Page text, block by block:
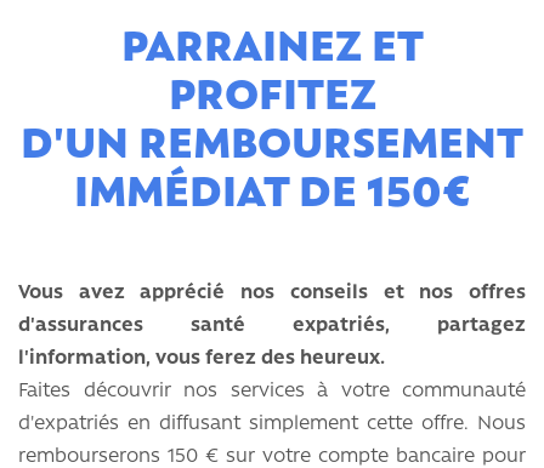
PARRAINEZ ET
PROFITEZ
D'UN REMBOURSEMENT
IMMÉDIAT DE 150€
Vous avez apprécié nos conseils et nos offres
d'assurances santé expatriés, partagez
l'information, vous ferez des heureux.
Faites découvrir nos services à votre communauté
d'expatriés en diffusant simplement cette offre. Nous
rembourserons 150 € sur votre compte bancaire pour